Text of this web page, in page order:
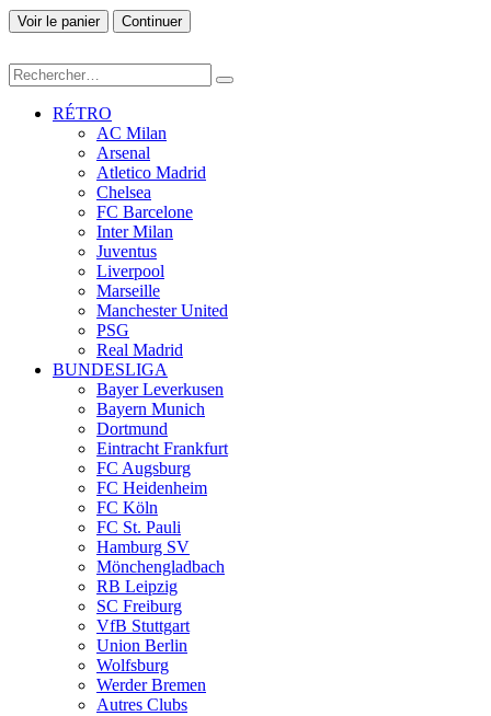
Voir le panier Continuer
RÉTRO
AC Milan
Arsenal
Atletico Madrid
Chelsea
FC Barcelone
Inter Milan
Juventus
Liverpool
Marseille
Manchester United
PSG
Real Madrid
BUNDESLIGA
Bayer Leverkusen
Bayern Munich
Dortmund
Eintracht Frankfurt
FC Augsburg
FC Heidenheim
FC Köln
FC St. Pauli
Hamburg SV
Mönchengladbach
RB Leipzig
SC Freiburg
VfB Stuttgart
Union Berlin
Wolfsburg
Werder Bremen
Autres Clubs